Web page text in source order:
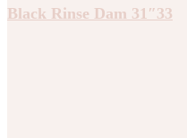
Black Rinse Dam 31″33